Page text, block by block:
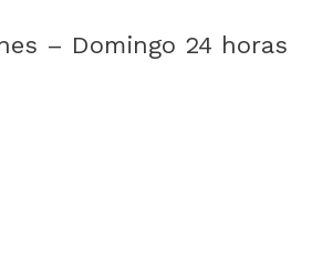
– Domingo 24 horas